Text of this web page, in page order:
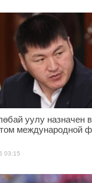
уулу назначен
международной
03:15